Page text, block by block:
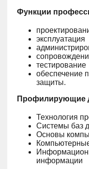
Функции
эксплуатация
тестирование
обеспечение
защиты.
Профилирующие
Технология
Системы баз
Основы
информации